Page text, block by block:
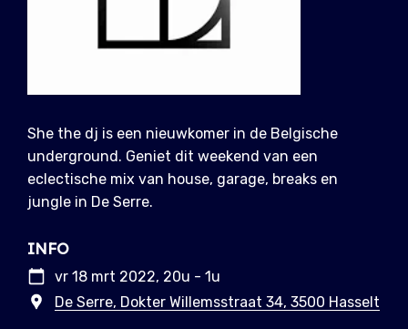
She the dj is een nieuwkomer in de Belgische
underground. Geniet dit weekend van een
eclectische mix van house, garage, breaks en
jungle in De Serre.
INFO
vr 18 mrt 2022, 20u - 1u
De Serre, Dokter Willemsstraat 34, 3500 Hasselt